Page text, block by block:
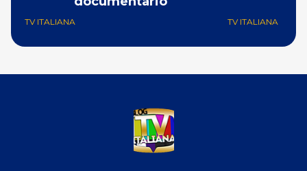
TV ITALIANA TV ITALIANA